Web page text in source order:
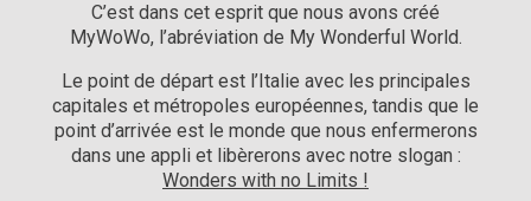
C’est dans cet esprit que nous avons créé
MyWoWo, l’abréviation de My Wonderful World.
Le point de départ est l’Italie avec les principales
capitales et métropoles européennes, tandis que le
point d’arrivée est le monde que nous enfermerons
dans une appli et libèrerons avec notre slogan :
Wonders with no Limits !